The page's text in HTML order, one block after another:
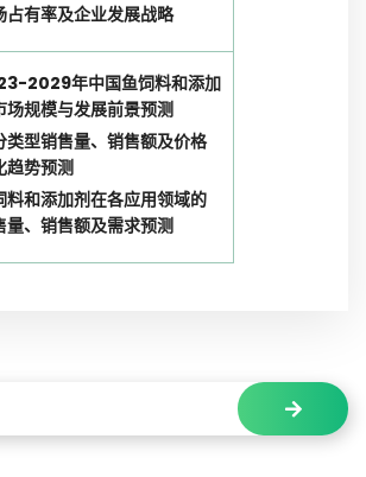
占有率及企业发展战略
2029年中国鱼饲料和添加
场规模与发展前景预测
类型销售量、销售额及价格
趋势预测
料和添加剂在各应用领域的
量、销售额及需求预测